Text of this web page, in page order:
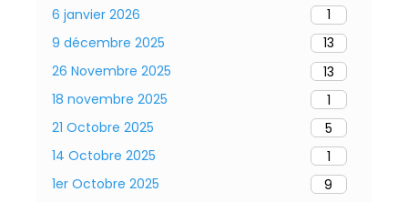
6 janvier 2026
1
9 décembre 2025
13
26 Novembre 2025
13
18 novembre 2025
1
21 Octobre 2025
5
14 Octobre 2025
1
1er Octobre 2025
9